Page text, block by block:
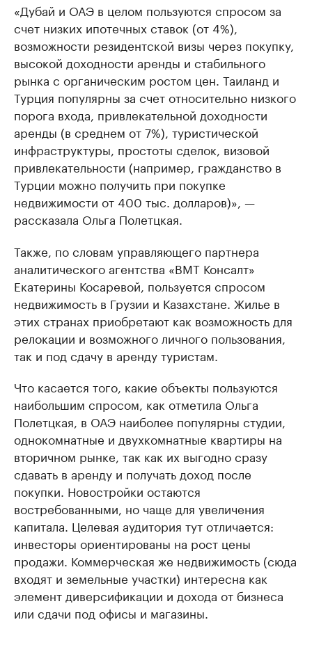
«Дубай и ОАЭ в целом пользуются спросом за
счет низких ипотечных ставок (от 4%),
возможности резидентской визы через покупку,
высокой доходности аренды и стабильного
рынка с органическим ростом цен. Таиланд и
Турция популярны за счет относительно низкого
порога входа, привлекательной доходности
аренды (в среднем от 7%), туристической
инфраструктуры, простоты сделок, визовой
привлекательности (например, гражданство в
Турции можно получить при покупке
недвижимости от 400 тыс. долларов)», —
рассказала Ольга Полетцкая.
Также, по словам управляющего партнера
аналитического агентства «ВМТ Консалт»
Екатерины Косаревой, пользуется спросом
недвижимость в Грузии и Казахстане. Жилье в
этих странах приобретают как возможность для
релокации и возможного личного пользования,
так и под сдачу в аренду туристам.
Что касается того, какие объекты пользуются
наибольшим спросом, как отметила Ольга
Полетцкая, в ОАЭ наиболее популярны студии,
однокомнатные и двухкомнатные квартиры на
вторичном рынке, так как их выгодно сразу
сдавать в аренду и получать доход после
покупки. Новостройки остаются
востребованными, но чаще для увеличения
капитала. Целевая аудитория тут отличается:
инвесторы ориентированы на рост цены
продажи. Коммерческая же недвижимость (сюда
входят и земельные участки) интересна как
элемент диверсификации и дохода от бизнеса
или сдачи под офисы и магазины.